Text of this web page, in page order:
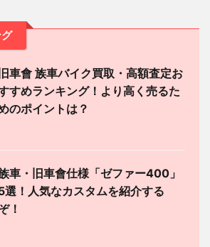
旧車會 族車バイク買取・高額査定お
すめランキング！より高く売るた
のポイントは？
車・旧車會仕様「ゼファー400」
選！人気なカスタムを紹介する
！